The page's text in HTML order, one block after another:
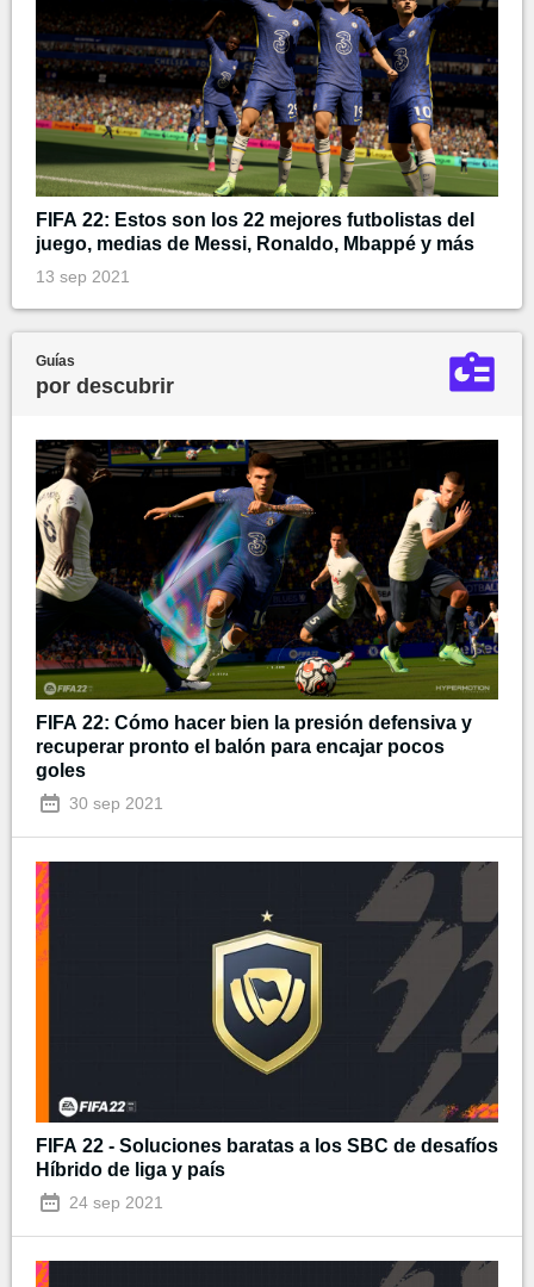
FIFA 22: Estos son los 22 mejores futbolistas del
juego, medias de Messi, Ronaldo, Mbappé y más
13 sep 2021
Guías
por descubrir
FIFA 22: Cómo hacer bien la presión defensiva y
recuperar pronto el balón para encajar pocos
goles
30 sep 2021
FIFA 22 - Soluciones baratas a los SBC de desafíos
Híbrido de liga y país
24 sep 2021